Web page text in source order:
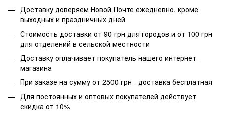
Доставку доверяем Новой Почте ежедневно, кроме
выходных и праздничных дней
Стоимость доставки от 90 грн для городов и от 100 грн
для отделений в сельской местности
Доставку оплачивает покупатель нашего интернет-
магазина
При заказе на сумму от 2500 грн - доставка бесплатная
Для постоянных и оптовых покупателей действует
скидка от 10%